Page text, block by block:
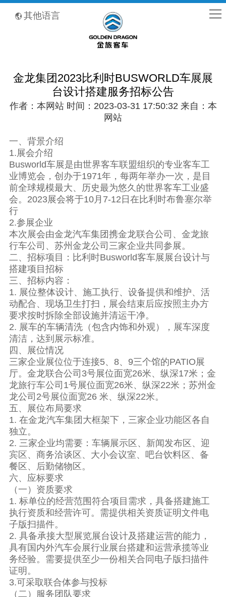
其他语言
金龙集团2023比利时BUSWORLD车展展
台设计搭建服务招标公告
作者：本网站 时间：2023-03-31 17:50:32 来自：本
网站
一、背景介绍
1.展会介绍
Busworld车展是由世界客车联盟组织的专业客车工
业博览会，创办于1971年，每两年举办一次，是目
前全球规模最大、历史最为悠久的世界客车工业盛
会。2023展会将于10月7-12日在比利时布鲁塞尔举
行
2.参展企业
本次展会由金龙汽车集团携金龙联合公司、金龙旅
行车公司、苏州金龙公司三家企业共同参展。
二、招标项目：比利时Busworld客车展展台设计与
搭建项目招标
三、招标内容：
1. 展位整体设计、施工执行、设备提供和维护、活
动配合、现场卫生打扫，展会结束后应按照主办方
要求按时拆除全部设施并清运干净。
2. 展车的车辆清洗（包含内饰和外观），展车深度
清洁，达到展示标准。
四、展位情况
三家企业展位位于连接5、8、9三个馆的PATIO展
厅。金龙联合公司3号展位面宽26米、纵深17米；金
龙旅行车公司1号展位面宽26米、纵深22米；苏州金
龙公司2号展位面宽26 米、纵深22米。
五、展位布局要求
1. 在金龙汽车集团大框架下，三家企业功能区各自
独立。
2. 三家企业均需要：车辆展示区、新闻发布区、迎
宾区、商务洽谈区、大小会议室、吧台饮料区、备
餐区、后勤储物区。
六、应标要求
（一）资质要求
1. 标单位的经营范围符合项目需求，具备搭建施工
执行资质和经营许可。需提供相关资质证明文件电
子版扫描件。
2. 具备承接大型展览展台设计及搭建运营的能力，
具有国内外汽车会展行业展台搭建和运营承揽等业
务经验。需要提供至少一份相关合同电子版扫描件
证明。
3.可采取联合体参与投标
（二）服务团队要求